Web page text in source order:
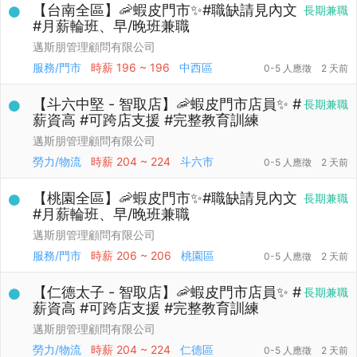
長期兼職
【台南全區】🦐蝦皮門市✨#職缺請見內文
#月薪輪班、早/晚班兼職
邁斯朋管理顧問有限公司
服務/門市
時薪 196 ~ 196 中西區 0-5 人應徵 2 天前
長期兼職
【斗六中堅 - 智取店】🦐蝦皮門市店員✨ #
薪資高 #可跨店支援 #完整教育訓練
邁斯朋管理顧問有限公司
勞力/物流
時薪 204 ~ 224 斗六市 0-5 人應徵 2 天前
長期兼職
【桃園全區】🦐蝦皮門市✨#職缺請見內文
#月薪輪班、早/晚班兼職
邁斯朋管理顧問有限公司
服務/門市
時薪 206 ~ 206 桃園區 0-5 人應徵 2 天前
長期兼職
【仁德太子 - 智取店】🦐蝦皮門市店員✨ #
薪資高 #可跨店支援 #完整教育訓練
邁斯朋管理顧問有限公司
勞力/物流
時薪 204 ~ 224 仁德區 0-5 人應徵 2 天前